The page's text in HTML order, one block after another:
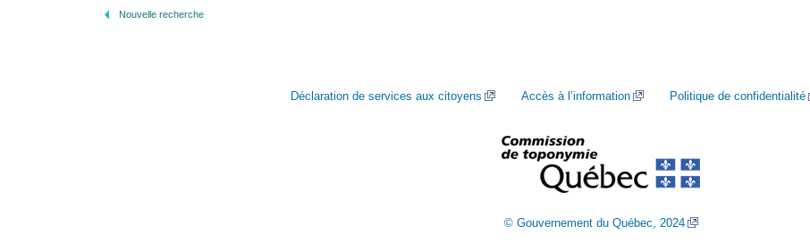
Nouvelle recherche
Déclaration de services aux citoyens Accès à l’information Politique de confidentialité
© Gouvernement du Québec, 2024